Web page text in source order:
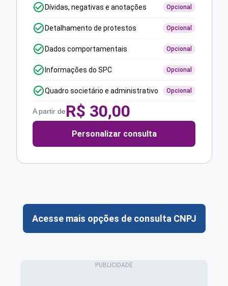
Dívidas, negativas e anotações Opcional
Detalhamento de protestos Opcional
Dados comportamentais Opcional
Informações do SPC Opcional
Quadro societário e administrativo Opcional
A partir deR$ 30,00
Personalizar consulta
Acesse mais opções de consulta CNPJ